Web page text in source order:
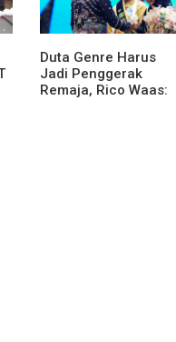
Duta Genre Harus
Jadi Penggerak
Remaja, Rico Waas: